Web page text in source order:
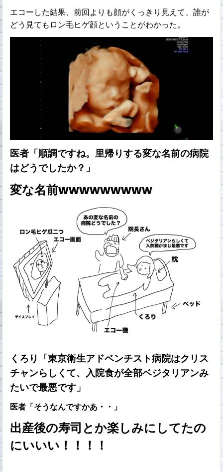
エコーした結果、前回よりも顔がくっきり見えて、誰が
どう見てもロン毛ヒゲ顔ということがわかった。
医者「順調ですね。里帰りする変な名前の病院
はどうでしたか？」
変な名前wwwwwwwww
くろり「東京衛生アドベンチスト病院はクリス
チャンらしくて、入院食が全部ベジタリアンみ
たいで最悪です」
医者「そうなんですかあ・・」
出産後の寿司とか楽しみにしてたの
にいいい！！！！